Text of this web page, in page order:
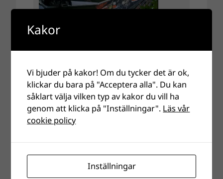
Kakor
Vi bjuder på kakor! Om du tycker det är ok,
klickar du bara på "Acceptera alla". Du kan
såklart välja vilken typ av kakor du vill ha
genom att klicka på "Inställningar". Läs vår
cookie policy
Inställningar